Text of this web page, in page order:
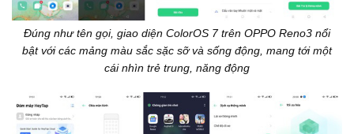
Đúng như tên gọi, giao diện ColorOS 7 trên OPPO Reno3 nổi
bật với các mảng màu sắc sặc sỡ và sống động, mang tới một
cái nhìn trẻ trung, năng động